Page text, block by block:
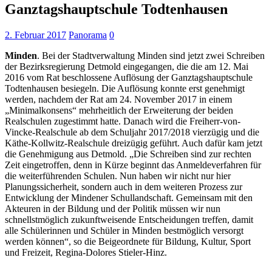
Ganztagshauptschule Todtenhausen
2. Februar 2017 Panorama 0
Minden. Bei der Stadtverwaltung Minden sind jetzt zwei Schreiben
der Bezirksregierung Detmold eingegangen, die die am 12. Mai
2016 vom Rat beschlossene Auflösung der Ganztagshauptschule
Todtenhausen besiegeln. Die Auflösung konnte erst genehmigt
werden, nachdem der Rat am 24. November 2017 in einem
„Minimalkonsens“ mehrheitlich der Erweiterung der beiden
Realschulen zugestimmt hatte. Danach wird die Freiherr-von-
Vincke-Realschule ab dem Schuljahr 2017/2018 vierzügig und die
Käthe-Kollwitz-Realschule dreizügig geführt. Auch dafür kam jetzt
die Genehmigung aus Detmold. „Die Schreiben sind zur rechten
Zeit eingetroffen, denn in Kürze beginnt das Anmeldeverfahren für
die weiterführenden Schulen. Nun haben wir nicht nur hier
Planungssicherheit, sondern auch in dem weiteren Prozess zur
Entwicklung der Mindener Schullandschaft. Gemeinsam mit den
Akteuren in der Bildung und der Politik müssen wir nun
schnellstmöglich zukunftweisende Entscheidungen treffen, damit
alle Schülerinnen und Schüler in Minden bestmöglich versorgt
werden können“, so die Beigeordnete für Bildung, Kultur, Sport
und Freizeit, Regina-Dolores Stieler-Hinz.